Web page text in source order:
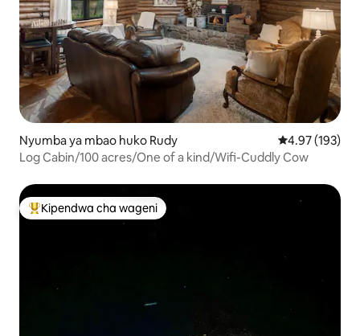
Nyumba ya mbao huko Rudy Ukadiriaji wa
4.97 (193)
Log Cabin/100 acres/One of a kind/Wifi-Cuddly Cow
Kipendwa maarufu cha wageni
Kipendwa cha wageni